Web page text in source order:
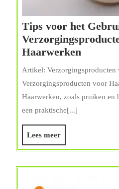
Tips voor het
Haarwerken
voor
het
van
Artikel: Verzorgingsproducten
Verzorgingsproducten voor
Haarwerken, zoals pruiken en
een praktische[...]
Lees meerLees
meer